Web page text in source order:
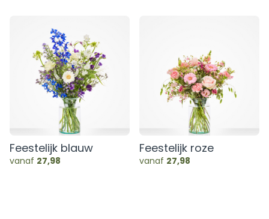
Feestelijk blauw
vanaf 27,98
Feestelijk roze
vanaf 27,98